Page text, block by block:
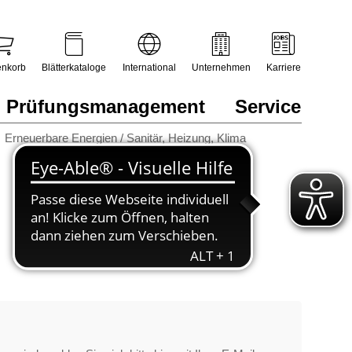
Erneuerbare Energien / Sanitär, Heizung, Klima
Prüfungsmanagement Service
Blätterkataloge International Unternehmen Karriere